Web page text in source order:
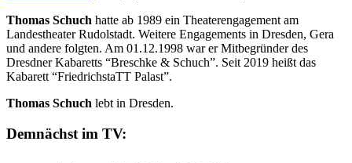
Thomas Schuch hatte ab 1989 ein Theaterengagement am
Landestheater Rudolstadt. Weitere Engagements in Dresden, Gera
und andere folgten. Am 01.12.1998 war er Mitbegründer des
Dresdner Kabaretts “Breschke & Schuch”. Seit 2019 heißt das
Kabarett “FriedrichstaTT Palast”.
Thomas Schuch lebt in Dresden.
Demnächst im TV: